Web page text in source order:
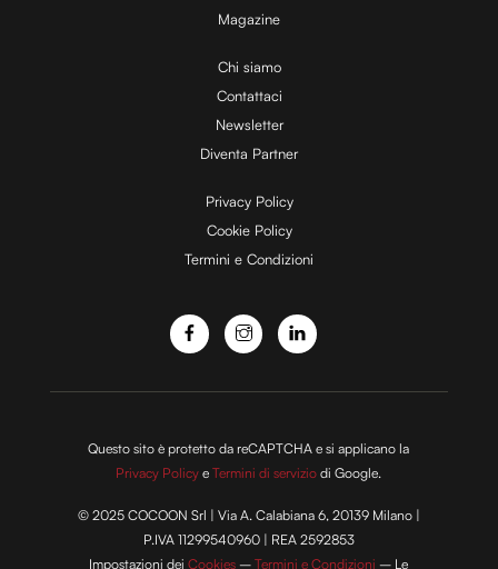
i
d
e
o
Magazine
Chi siamo
Contattaci
Newsletter
Diventa Partner
Privacy Policy
Cookie Policy
Termini e Condizioni
Questo sito è protetto da reCAPTCHA e si applicano la
Privacy Policy eTermini di servizio di Google.
© 2025 COCOON Srl | Via A. Calabiana 6, 20139 Milano |
P.IVA 11299540960 | REA 2592853
Impostazioni deiCookies –Termini e Condizioni – Le